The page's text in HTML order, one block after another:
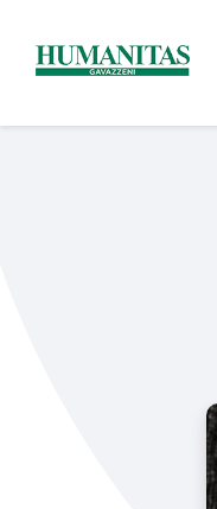
content